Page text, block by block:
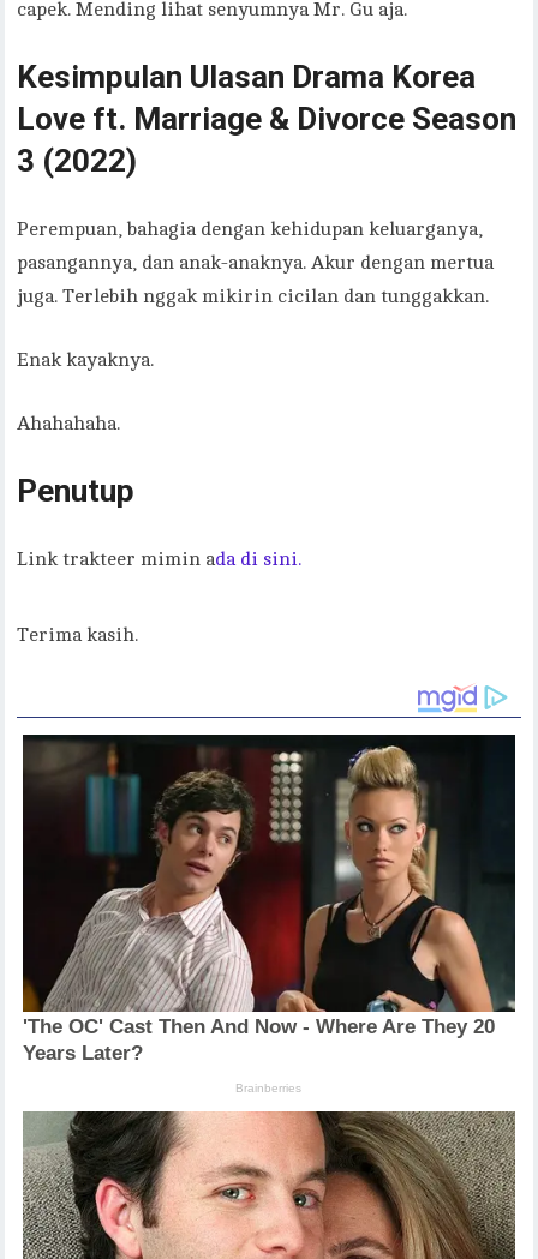
capek. Mending lihat senyumnya Mr. Gu aja.
Kesimpulan Ulasan Drama Korea
Love ft. Marriage & Divorce Season
3 (2022)
Perempuan, bahagia dengan kehidupan keluarganya,
pasangannya, dan anak-anaknya. Akur dengan mertua
juga. Terlebih nggak mikirin cicilan dan tunggakkan.
Enak kayaknya.
Ahahahaha.
Penutup
Link trakteer mimin ada di sini.
Terima kasih.